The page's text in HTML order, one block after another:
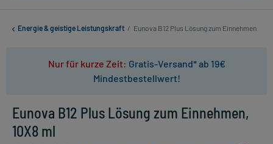
Energie & geistige Leistungskraft / Eunova B12 Plus Lösung zum Einnehmen
Nur für kurze Zeit: Gratis-Versand* ab 19€
Mindestbestellwert!
Eunova B12 Plus Lösung zum Einnehmen,
10X8 ml